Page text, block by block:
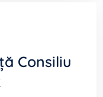
Consiliu